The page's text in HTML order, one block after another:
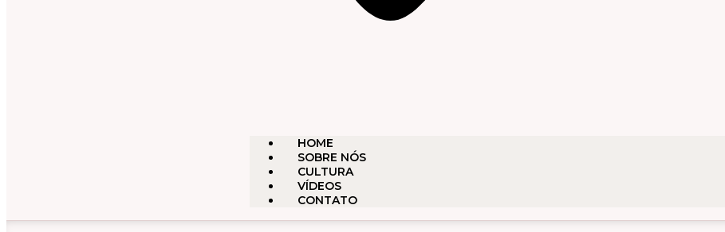
HOME
SOBRE NÓS
CULTURA
VÍDEOS
CONTATO